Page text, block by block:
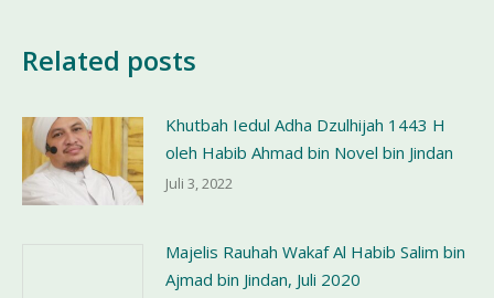
Related posts
Khutbah Iedul Adha Dzulhijah 1443 H
oleh Habib Ahmad bin Novel bin Jindan
Juli 3, 2022
Majelis Rauhah Wakaf Al Habib Salim bin
Ajmad bin Jindan, Juli 2020